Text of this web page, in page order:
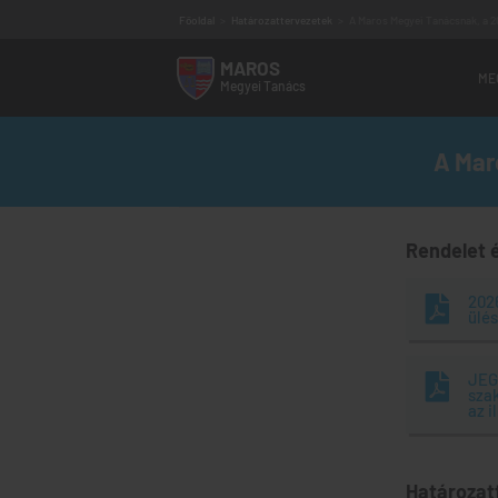
MAROS
Megyei Tanács
A
Rendelet
az